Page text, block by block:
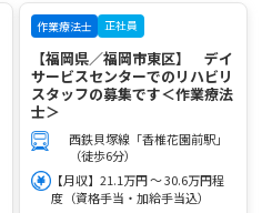
作業療法士 正社員
【福岡県／福岡市東区】 デイ
サービスセンターでのリハビリ
スタッフの募集です＜作業療法
士＞
西鉄貝塚線「香椎花園前駅」
（徒歩6分）
【月収】21.1万円 ～ 30.6万円程
度（資格手当・加給手当込）